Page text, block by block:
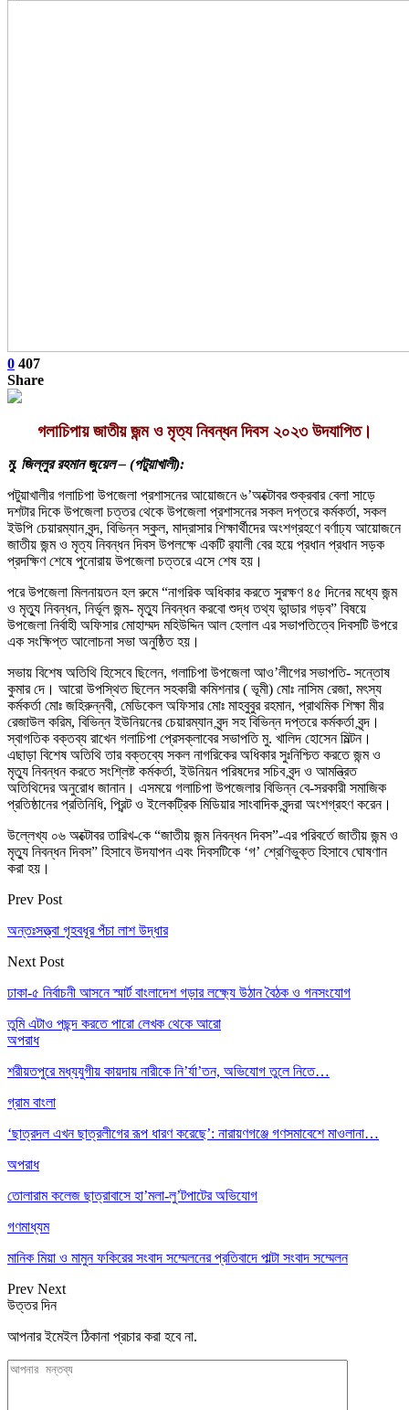
0 407
Share
গলাচিপায় জাতীয় জন্ম ও মৃত্য নিবন্ধন দিবস ২০২৩ উদযাপিত।
মু. জিল্লুর রহমান জুয়েল – (পটুয়াখালী):
পটুয়াখালীর গলাচিপা উপজেলা প্রশাসনের আয়োজনে ৬’অক্টোবর শুক্রবার বেলা সাড়ে
দশটার দিকে উপজেলা চত্তর থেকে উপজেলা প্রশাসনের সকল দপ্তরে কর্মকর্তা, সকল
ইউপি চেয়ারম্যান বৃন্দ, বিভিন্ন স্কুল, মাদ্রাসার শিক্ষার্থীদের অংশগ্রহণে বর্ণাঢ্য আয়োজনে
জাতীয় জন্ম ও মৃত্য নিবন্ধন দিবস উপলক্ষে একটি র‍্যালী বের হয়ে প্রধান প্রধান সড়ক
প্রদক্ষিণ শেষে পুনোরায় উপজেলা চত্তরে এসে শেষ হয়।
পরে উপজেলা মিলনায়তন হল রুমে “নাগরিক অধিকার করতে সুরক্ষণ ৪৫ দিনের মধ্যে জন্ম
ও মৃত্যু নিবন্ধন, নির্ভূল জন্ম- মৃত্যু নিবন্ধন করবো শুদ্ধ তথ্য ভান্ডার গড়ব” বিষয়ে
উপজেলা নির্বাহী অফিসার মোহাম্মদ মহিউদ্দিন আল হেলাল এর সভাপতিত্বে দিবসটি উপরে
এক সংক্ষিপ্ত আলোচনা সভা অনুষ্ঠিত হয়।
সভায় বিশেষ অতিথি হিসেবে ছিলেন, গলাচিপা উপজেলা আও’লীগের সভাপতি- সন্তোষ
কুমার দে। আরো উপস্থিত ছিলেন সহকারী কমিশনার ( ভূমী) মোঃ নাসিম রেজা, মৎস্য
কর্মকর্তা মোঃ জহিরুন্নবী, মেডিকেল অফিসার মোঃ মাহবুবুর রহমান, প্রাথমিক শিক্ষা মীর
রেজাউল করিম, বিভিন্ন ইউনিয়নের চেয়ারম্যান বৃন্দ সহ বিভিন্ন দপ্তরে কর্মকর্তা বৃন্দ।
স্বাগতিক বক্তব্য রাখেন গলাচিপা প্রেসক্লাবের সভাপতি মু. খালিদ হোসেন মিল্টন।
এছাড়া বিশেষ অতিথি তার বক্তব্যে সকল নাগরিকের অধিকার সুঃনিশ্চিত করতে জন্ম ও
মৃত্যু নিবন্ধন করতে সংশ্লিষ্ট কর্মকর্তা, ইউনিয়ন পরিষদের সচিব বৃন্দ ও আমন্ত্রিত
অতিথিদের অনুরোধ জানান। এসময়ে গলাচিপা উপজেলার বিভিন্ন বে-সরকারী সমাজিক
প্রতিষ্ঠানের প্রতিনিধি, প্রিন্ট ও ইলেকট্রিক মিডিয়ার সাংবাদিক বৃন্দরা অংশগ্রহণ করেন।
উল্লেখ্য ০৬ অক্টোবর তারিখ-কে “জাতীয় জন্ম নিবন্ধন দিবস”-এর পরিবর্তে জাতীয় জন্ম ও
মৃত্যু নিবন্ধন দিবস” হিসাবে উদযাপন এবং দিবসটিকে ‘গ’ শ্রেণিভুক্ত হিসাবে ঘোষণান
করা হয়।
Prev Post
অন্তঃসত্ত্বা গৃহবধূর পঁচা লাশ উদ্ধার
Next Post
ঢাকা-৫ নির্বাচনী আসনে স্মার্ট বাংলাদেশ গড়ার লক্ষ্যে উঠান বৈঠক ও গনসংযোগ
তুমি এটাও পছন্দ করতে পারো লেখক থেকে আরো
অপরাধ
শরীয়তপুরে মধ্যযুগীয় কায়দায় নারীকে নি’র্যা’তন, অভিযোগ তুলে নিতে…
গ্রাম বাংলা
‘ছাত্রদল এখন ছাত্রলীগের রূপ ধারণ করেছে’: নারায়ণগঞ্জে গণসমাবেশে মাওলানা…
অপরাধ
তোলারাম কলেজ ছাত্রাবাসে হা’মলা-লু’টপাটের অভিযোগ
গণমাধ্যম
মানিক মিয়া ও মামুন ফকিরের সংবাদ সম্মেলনের প্রতিবাদে পাল্টা সংবাদ সম্মেলন
Prev Next
উত্তর দিন
আপনার ইমেইল ঠিকানা প্রচার করা হবে না.